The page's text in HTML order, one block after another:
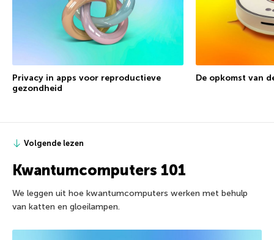
Privacy in apps voor reproductieve
gezondheid
De opkomst van
Volgende lezen
Kwantumcomputers 101
We leggen uit hoe kwantumcomputers werken met behulp
van katten en gloeilampen.